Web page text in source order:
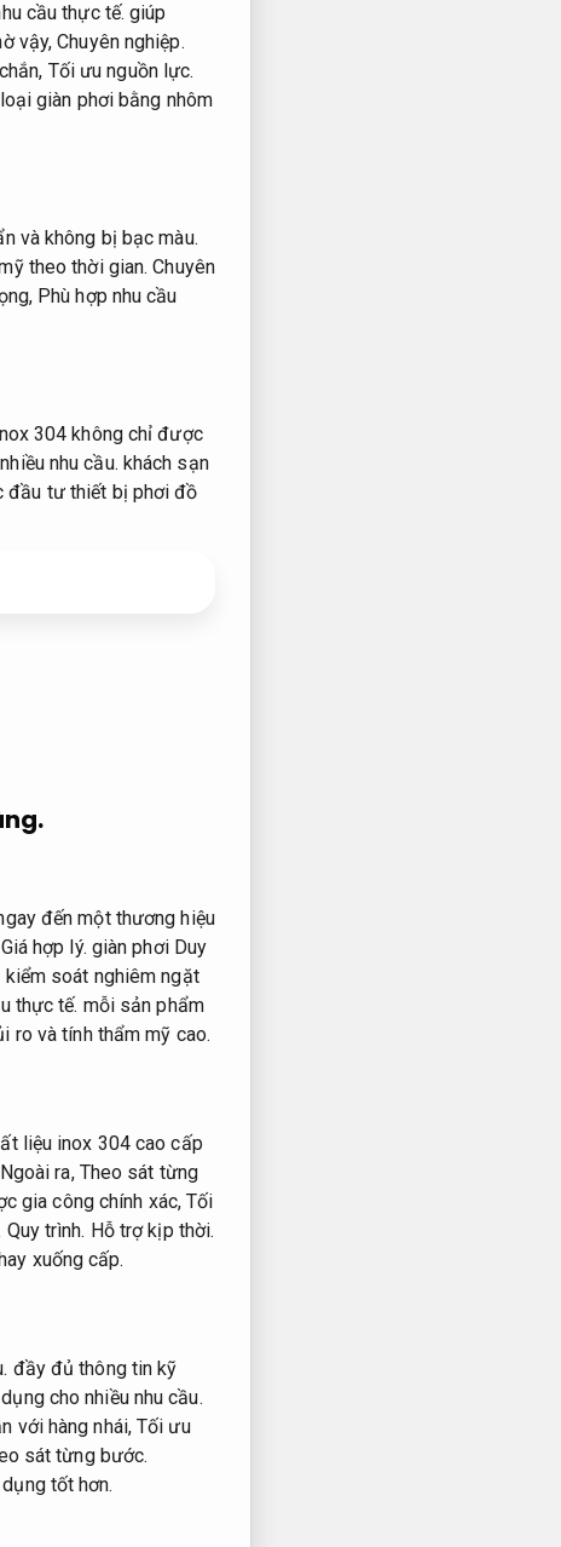
cầu thực tế. giúp
vậy,Chuyên nghiệp.
Tối ưu nguồn lực.
giàn phơi bằng nhôm
và không bị bạc màu.
theo thời gian.Chuyên
Phù hợp nhu cầu
304 không chỉ được
nhu cầu. khách sạn
đầu tư thiết bị phơi đồ
đến một thương hiệu
Giá hợp lý. giàn phơi Duy
kiểm soát nghiêm ngặt
thực tế. mỗi sản phẩm
ro và tính thẩm mỹ cao.
liệu inox 304 cao cấp
Ngoài ra, Theo sát từng
gia công chính xác,Tối
Quy trình. Hỗ trợ kịp thời.
xuống cấp.
đầy đủ thông tin kỹ
cho nhiều nhu cầu.
với hàng nhái,Tối ưu
sát từng bước.
tốt hơn.